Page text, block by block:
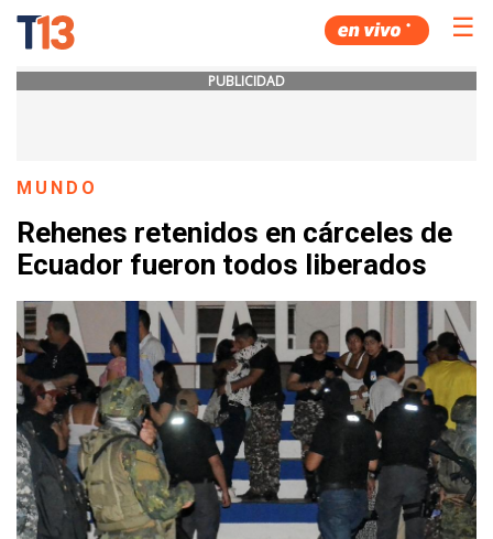
☰
PUBLICIDAD
MUNDO
Rehenes retenidos en cárceles de
Ecuador fueron todos liberados